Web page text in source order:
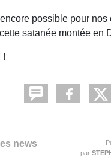
possible pour nos
satanée montée en
!
news
par